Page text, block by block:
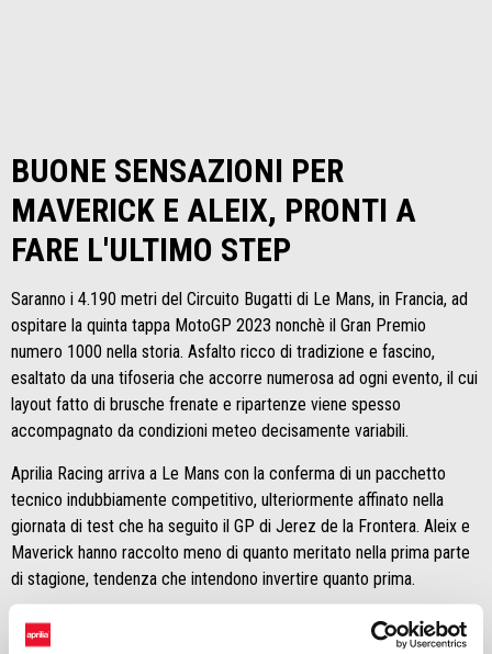
BUONE SENSAZIONI PER
MAVERICK E ALEIX, PRONTI A
FARE L'ULTIMO STEP
Saranno i 4.190 metri del Circuito Bugatti di Le Mans, in Francia, ad
ospitare la quinta tappa MotoGP 2023 nonchè il Gran Premio
numero 1000 nella storia. Asfalto ricco di tradizione e fascino,
esaltato da una tifoseria che accorre numerosa ad ogni evento, il cui
layout fatto di brusche frenate e ripartenze viene spesso
accompagnato da condizioni meteo decisamente variabili.
Aprilia Racing arriva a Le Mans con la conferma di un pacchetto
tecnico indubbiamente competitivo, ulteriormente affinato nella
giornata di test che ha seguito il GP di Jerez de la Frontera. Aleix e
Maverick hanno raccolto meno di quanto meritato nella prima parte
di stagione, tendenza che intendono invertire quanto prima.
Sul fronte RNF, si segnala la forzata assenza di Miguel Oliveira,
costretto al forfait dopo la sfortunata caduta in gara a Jerez. Al suo